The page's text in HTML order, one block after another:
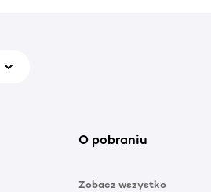
O pobraniu
Zobacz wszystko